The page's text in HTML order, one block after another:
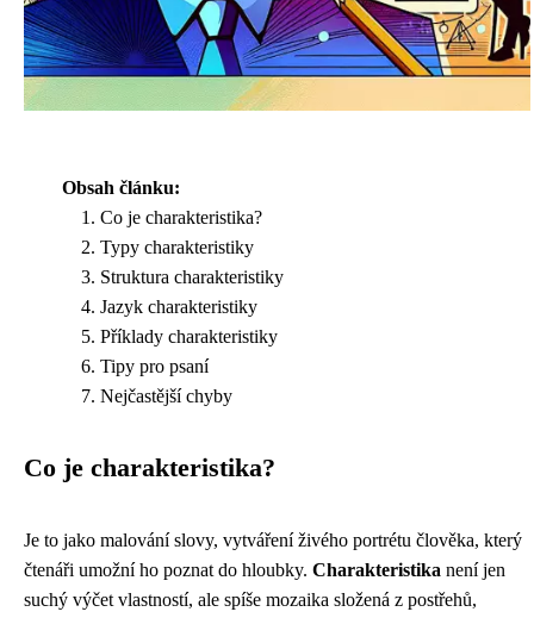
Obsah článku:
Co je charakteristika?
Typy charakteristiky
Struktura charakteristiky
Jazyk charakteristiky
Příklady charakteristiky
Tipy pro psaní
Nejčastější chyby
Co je charakteristika?
Je to jako malování slovy, vytváření živého portrétu člověka, který
čtenáři umožní ho poznat do hloubky. Charakteristika není jen
suchý výčet vlastností, ale spíše mozaika složená z postřehů,